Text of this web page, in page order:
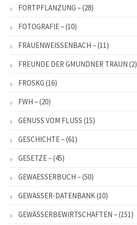
FORTPFLANZUNG –(28)
FOTOGRAFIE –(10)
FRAUENWEISSENBACH –(11)
FREUNDE DER GMUNDNER TRAUN (2)
FROSKG (16)
FWH –(20)
GENUSS VOM FLUSS (15)
GESCHICHTE –(61)
GESETZE –(45)
GEWAESSERBUCH –(50)
GEWÄSSER-DATENBANK(10)
GEWÄSSERBEWIRTSCHAFTEN –(151)